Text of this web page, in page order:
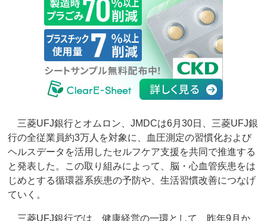
三菱UFJ銀行とオムロン、JMDCは6月30日、三菱UFJ銀
行の全従業員約3万人を対象に、血圧測定の習慣化および
ヘルスデータを活用したセルフケア支援を共同で推進する
と発表した。この取り組みによって、脳・心血管疾患をは
じめとする循環器系疾患の予防や、生活習慣改善につなげ
ていく。
三菱UFJ銀行では、健康経営の一環として、昨年9月か